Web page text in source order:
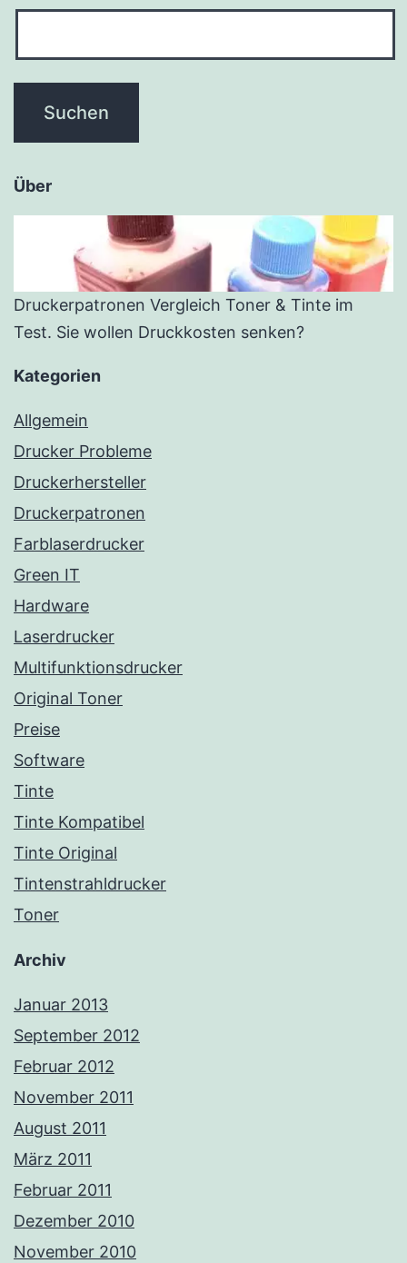
Über
Druckerpatronen Vergleich Toner & Tinte im
Test. Sie wollen Druckkosten senken?
Kategorien
Allgemein
Drucker Probleme
Druckerhersteller
Druckerpatronen
Farblaserdrucker
Green IT
Hardware
Laserdrucker
Multifunktionsdrucker
Original Toner
Preise
Software
Tinte
Tinte Kompatibel
Tinte Original
Tintenstrahldrucker
Toner
Archiv
Januar 2013
September 2012
Februar 2012
November 2011
August 2011
März 2011
Februar 2011
Dezember 2010
November 2010